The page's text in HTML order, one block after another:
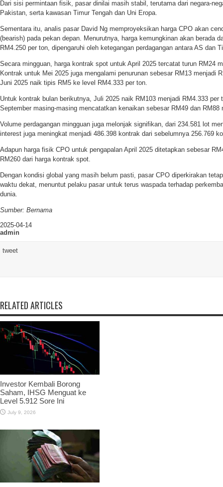
Dari sisi permintaan fisik, pasar dinilai masih stabil, terutama dari negara-
Pakistan, serta kawasan Timur Tengah dan Uni Eropa.
Sementara itu, analis pasar David Ng memproyeksikan harga CPO akan
(bearish) pada pekan depan. Menurutnya, harga kemungkinan akan berada
RM4.250 per ton, dipengaruhi oleh ketegangan perdagangan antara AS dan
Secara mingguan, harga kontrak spot untuk April 2025 tercatat turun RM24
Kontrak untuk Mei 2025 juga mengalami penurunan sebesar RM13 menjadi
Juni 2025 naik tipis RM5 ke level RM4.333 per ton.
Untuk kontrak bulan berikutnya, Juli 2025 naik RM103 menjadi RM4.333 per
September masing-masing mencatatkan kenaikan sebesar RM49 dan RM88
Volume perdagangan mingguan juga melonjak signifikan, dari 234.581 lot
interest juga meningkat menjadi 486.398 kontrak dari sebelumnya 256.769
Adapun harga fisik CPO untuk pengapalan April 2025 ditetapkan sebesar
RM260 dari harga kontrak spot.
Dengan kondisi global yang masih belum pasti, pasar CPO diperkirakan
waktu dekat, menuntut pelaku pasar untuk terus waspada terhadap
dunia.
Sumber: Bernama
2025-04-14
admin
tweet
RELATED ARTICLES
Investor Kembali Borong
Saham, IHSG Menguat ke
Level 5.912 Sore Ini
July 9, 2026